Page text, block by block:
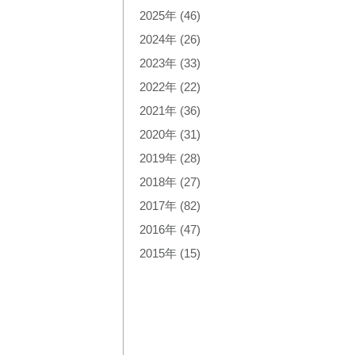
2025年 (46)
2024年 (26)
2023年 (33)
2022年 (22)
2021年 (36)
2020年 (31)
2019年 (28)
2018年 (27)
2017年 (82)
2016年 (47)
2015年 (15)